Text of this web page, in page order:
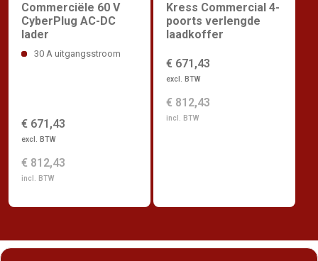
Commerciële 60 V
CyberPlug AC-DC
lader
30 A uitgangsstroom
€ 671,43
excl. BTW
€ 812,43
incl. BTW
Kress Commercial 4-
poorts verlengde
laadkoffer
€ 671,43
excl. BTW
€ 812,43
incl. BTW